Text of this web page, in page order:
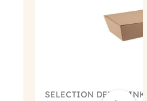
SELECTION